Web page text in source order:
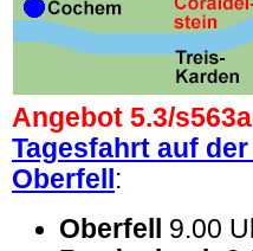
Angebot 5.3/
Tagesfahrt auf
Oberfell :
Oberfell
9.00